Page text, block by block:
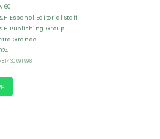
Español Editorial Staff
Publishing Group
Grande